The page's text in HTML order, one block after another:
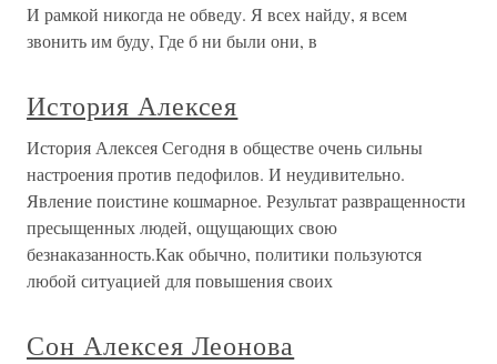
И рамкой никогда не обведу. Я всех найду, я всем
звонить им буду, Где б ни были они, в
История Алексея
История Алексея Сегодня в обществе очень сильны
настроения против педофилов. И неудивительно.
Явление поистине кошмарное. Результат развращенности
пресыщенных людей, ощущающих свою
безнаказанность.Как обычно, политики пользуются
любой ситуацией для повышения своих
Сон Алексея Леонова